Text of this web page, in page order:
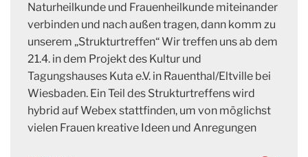
Naturheilkunde und Frauenheilkunde miteinander
verbinden und nach außen tragen, dann komm zu
unserem „Strukturtreffen“ Wir treffen uns ab dem
21.4. in dem Projekt des Kultur und
Tagungshauses Kuta e.V. in Rauenthal/Eltville bei
Wiesbaden. Ein Teil des Strukturtreffens wird
hybrid auf Webex stattfinden, um von möglichst
vielen Frauen kreative Ideen und Anregungen